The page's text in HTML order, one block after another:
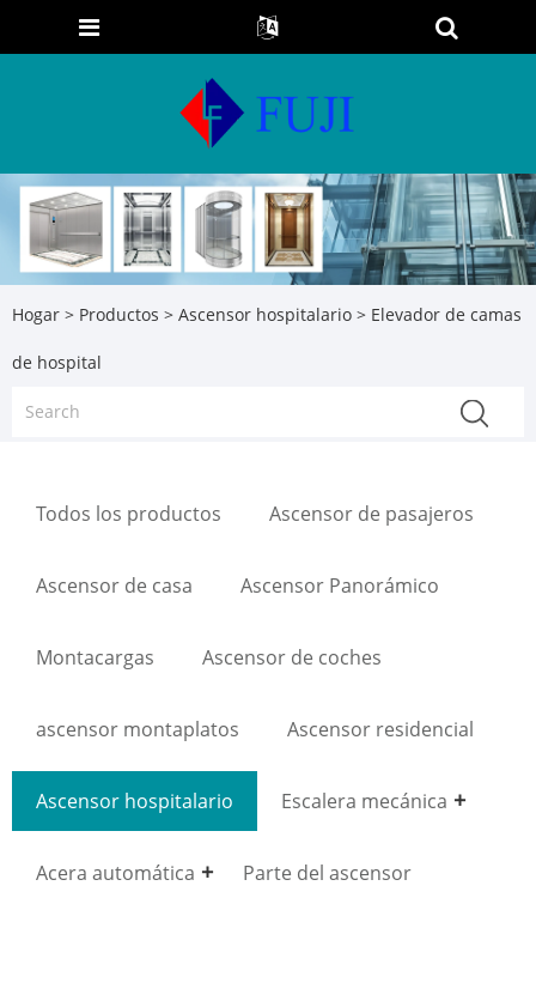
Hogar > Productos > Ascensor hospitalario > Elevador de camas
de hospital
Todos los productos Ascensor de pasajeros
Ascensor de casa Ascensor Panorámico
Montacargas Ascensor de coches
ascensor montaplatos Ascensor residencial
Ascensor hospitalario Escalera mecánica
Acera automática Parte del ascensor